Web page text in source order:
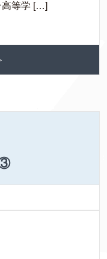
高等学 […]
③